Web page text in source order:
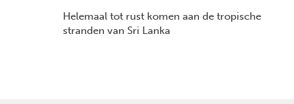
Helemaal tot rust komen aan de tropische
stranden van Sri Lanka